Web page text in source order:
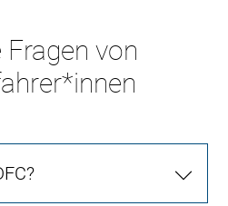
Fragen von